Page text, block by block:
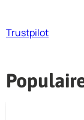
Trustpilot